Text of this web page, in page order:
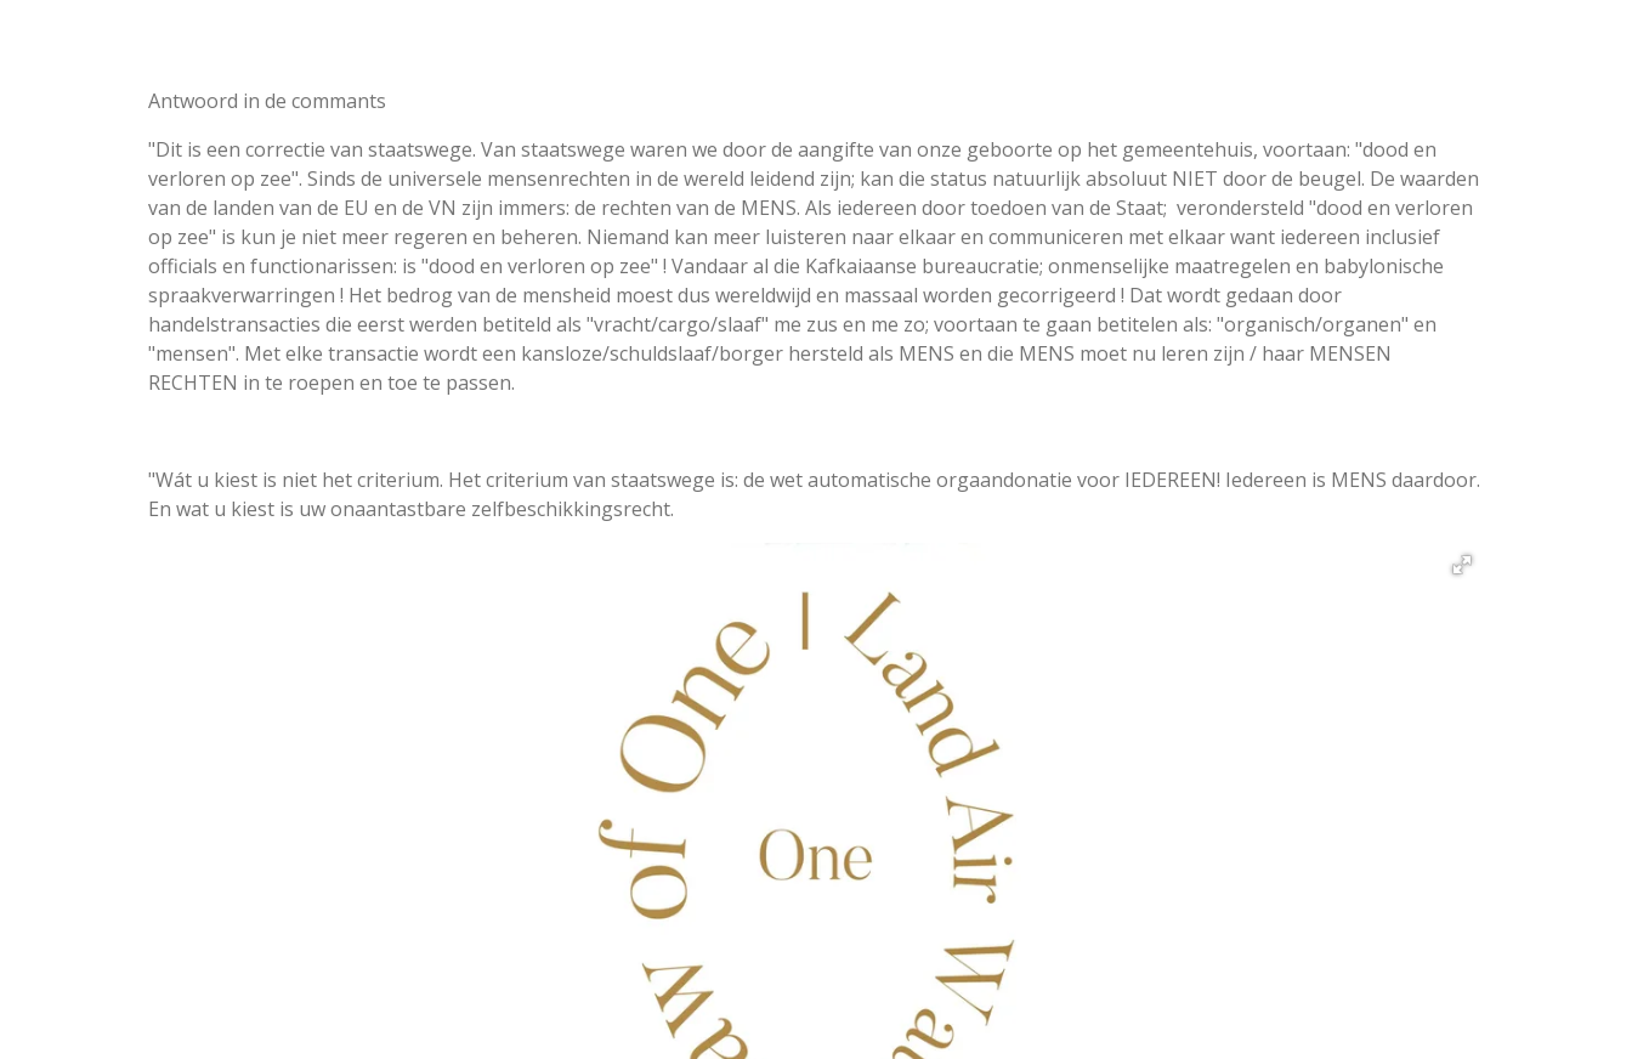
Antwoord in de commants
"Dit is een correctie van staatswege. Van staatswege waren we door de aangifte van onze geboorte op het gemeentehuis, voortaan: "dood en
verloren op zee". Sinds de universele mensenrechten in de wereld leidend zijn; kan die status natuurlijk absoluut NIET door de beugel. De waarden
van de landen van de EU en de VN zijn immers: de rechten van de MENS. Als iedereen door toedoen van de Staat; verondersteld "dood en verloren
op zee" is kun je niet meer regeren en beheren. Niemand kan meer luisteren naar elkaar en communiceren met elkaar want iedereen inclusief
officials en functionarissen: is "dood en verloren op zee" ! Vandaar al die Kafkaiaanse bureaucratie; onmenselijke maatregelen en babylonische
spraakverwarringen ! Het bedrog van de mensheid moest dus wereldwijd en massaal worden gecorrigeerd ! Dat wordt gedaan door
handelstransacties die eerst werden betiteld als "vracht/cargo/slaaf" me zus en me zo; voortaan te gaan betitelen als: "organisch/organen" en
"mensen". Met elke transactie wordt een kansloze/schuldslaaf/borger hersteld als MENS en die MENS moet nu leren zijn / haar MENSEN
RECHTEN in te roepen en toe te passen.
"Wát u kiest is niet het criterium. Het criterium van staatswege is: de wet automatische orgaandonatie voor IEDEREEN! Iedereen is MENS daardoor.
En wat u kiest is uw onaantastbare zelfbeschikkingsrecht.